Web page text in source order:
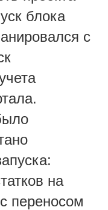
блока
с
на
переносом